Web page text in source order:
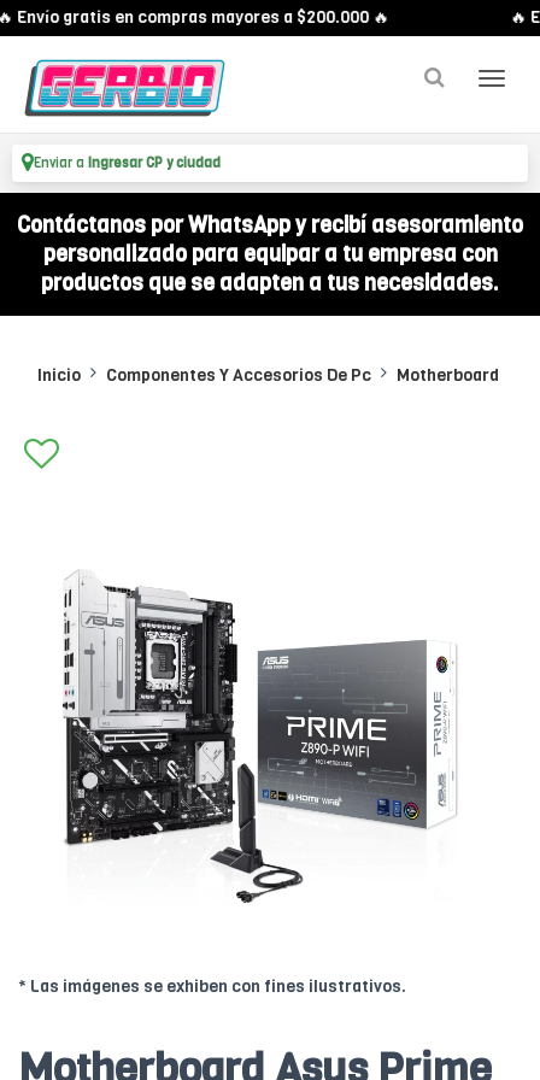
Envío gratis en compras mayores a $200.000 🔥 🔥
Enviar a Ingresar CP y ciudad
Contáctanos por WhatsApp y recibí asesoramiento
personalizado para equipar a tu empresa con
productos que se adapten a tus necesidades.
Inicio Componentes Y Accesorios De Pc Motherboard
* Las imágenes se exhiben con fines ilustrativos.